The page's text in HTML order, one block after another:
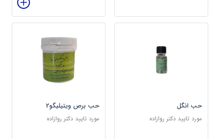
حب انگل
مورد تایید دکتر روازاده
حب برص ویتیلیگو2
مورد تایید دکتر روازاده